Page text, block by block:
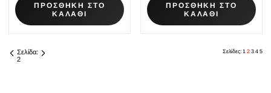
ΠΡΟΣΘΗΚΗ ΣΤΟ
ΚΑΛΑΘΙ
ΠΡΟΣΘΗΚΗ ΣΤΟ
ΚΑΛΑΘΙ
Σελίδα:
2
Σελίδες: 1 2 3 4 5